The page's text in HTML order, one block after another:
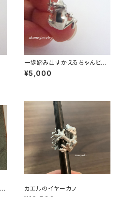
一歩踏み出すかえるちゃんピア
ス シルバー製
¥5,000
カエルのイヤーカフ